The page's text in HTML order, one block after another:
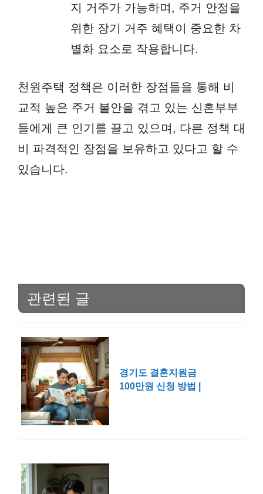
지 거주가 가능하며, 주거 안정을
위한 장기 거주 혜택이 중요한 차
별화 요소로 작용합니다.
천원주택 정책은 이러한 장점들을 통해 비
교적 높은 주거 불안을 겪고 있는 신혼부부
들에게 큰 인기를 끌고 있으며, 다른 정책 대
비 파격적인 장점을 보유하고 있다고 할 수
있습니다.
관련된 글
경기도 결혼지원금
100만원 신청 방법 |